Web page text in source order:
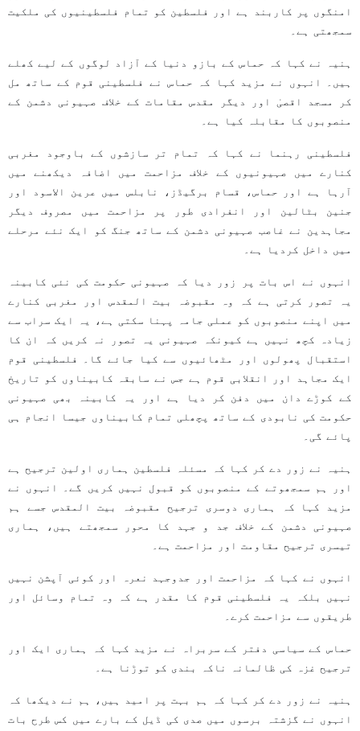
امنگوں پر کاربند ہے اور فلسطین کو تمام فلسطینیوں کی ملکیت
سمجھتی ہے۔
ہنیہ نے کہا کہ حماس کے بازو دنیا کے آزاد لوگوں کے لیے کھلے
ہیں۔ انہوں نے مزید کہا کہ حماس نے فلسطینی قوم کے ساتھ مل
کر مسجد اقصیٰ اور دیگر مقدس مقامات کے خلاف صہیونی دشمن کے
منصوبوں کا مقابلہ کیا ہے۔
فلسطینی رہنما نے کہا کہ تمام تر سازشوں کے باوجود مغربی
کنارے میں صہیونیوں کے خلاف مزاحمت میں اضافہ دیکھنے میں
آرہا ہے اور حماس، قسام برگیڈز، نابلس میں عرین الاسود اور
جنین بٹالین اور انفرادی طور پر مزاحمت میں مصروف دیگر
مجاہدین نے غاصب صہیونی دشمن کے ساتھ جنگ کو ایک نئے مرحلے
میں داخل کردیا ہے۔
انہوں نے اس بات پر زور دیا کہ صہیونی حکومت کی نئی کابینہ
یہ تصور کرتی ہے کہ وہ مقبوضہ بیت المقدس اور مغربی کنارے
میں اپنے منصوبوں کو عملی جامہ پہنا سکتی ہے، یہ ایک سراب سے
زیادہ کچھ نہیں ہے کیونکہ صہیونی یہ تصور نہ کریں کہ ان کا
استقبال پھولوں اور مٹھائیوں سے کیا جائے گا۔ فلسطینی قوم
ایک مجاہد اور انقلابی قوم ہے جس نے سابقہ ​​کابیناوں کو تاریخ
کے کوڑے دان میں دفن کر دیا ہے اور یہ کابینہ بھی صہیونی
حکومت کی نابودی کے ساتھ پچھلی تمام کابیناوں جیسا انجام ہی
پائے گی۔
ہنیہ نے زور دے کر کہا کہ مسئلہ فلسطین ہماری اولین ترجیح ہے
اور ہم سمجھوتے کے منصوبوں کو قبول نہیں کریں گے۔ انہوں نے
مزید کہا کہ ہماری دوسری ترجیح مقبوضہ بیت المقدس جسے ہم
صہیونی دشمن کے خلاف جد و جہد کا محور سمجھتے ہیں، ہماری
تیسری ترجیح مقاومت اور مزاحمت ہے۔
انہوں نے کہا کہ مزاحمت اور جدوجہد نعرہ اور کوئی آپشن نہیں
نہیں بلکہ یہ فلسطینی قوم کا مقدر ہے کہ وہ تمام وسائل اور
طریقوں سے مزاحمت کرے۔
حماس کے سیاسی دفتر کے سربراہ نے مزید کہا کہ ہماری ایک اور
ترجیح غزہ کی ظالمانہ ناکہ بندی کو توڑنا ہے۔
ہنیہ نے زور دے کر کہا کہ ہم بہت پر امید ہیں، ہم نے دیکھا کہ
انہوں نے گزشتہ برسوں میں صدی کی ڈیل کے بارے میں کس طرح بات